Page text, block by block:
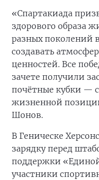
«Спартакиада
здорового образа
разных поколений
создавать
ценностей. Все
зачете получили
почётные кубки —
жизненной
Шонов.
В Геническе
зарядку перед
поддержки
участники